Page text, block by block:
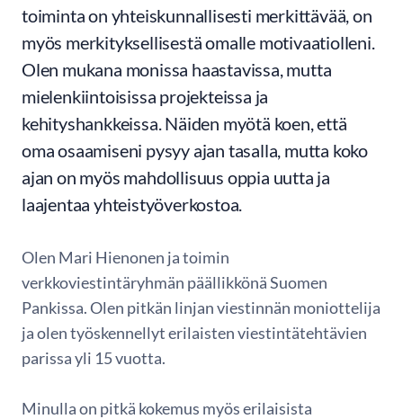
toiminta on yhteiskunnallisesti merkittävää, on
myös merkityksellisestä omalle motivaatiolleni.
Olen mukana monissa haastavissa, mutta
mielenkiintoisissa projekteissa ja
kehityshankkeissa. Näiden myötä koen, että
oma osaamiseni pysyy ajan tasalla, mutta koko
ajan on myös mahdollisuus oppia uutta ja
laajentaa yhteistyöverkostoa.
Olen Mari Hienonen ja toimin
verkkoviestintäryhmän päällikkönä Suomen
Pankissa. Olen pitkän linjan viestinnän moniottelija
ja olen työskennellyt erilaisten viestintätehtävien
parissa yli 15 vuotta.
Minulla on pitkä kokemus myös erilaisista